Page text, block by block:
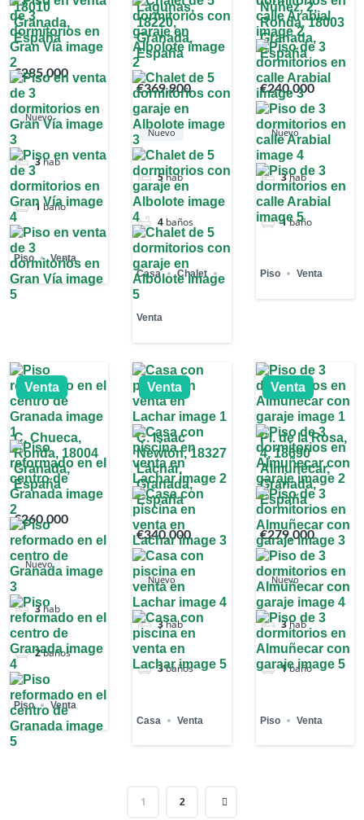
18010
Granada,
España
€285,000
Nuevo
3hab
1 baño
Piso Venta
Lagunas,
18220,
Granada,
España
€369,900
Nuevo
5hab
4 baños
Casa Chalet
Venta
Núñez, 2,
Ronda, 18003
Granada,
España
€240,000
Nuevo
3hab
1baño
Piso Venta
Venta
C. Chueca,
Ronda, 18004
Granada,
España
€260,000
Nuevo
3hab
2baños
Piso Venta
Venta
C. Isaac
Newton, 18327
Láchar,
Granada,
España
€340,000
Nuevo
3hab
3baños
Casa Venta
Venta
Pl. de la Rosa,
4, 18690
Almuñécar,
Granada,
España
€279,000
Nuevo
3hab
1baño
Piso Venta
1 2